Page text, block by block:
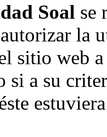
Soal se
la
sitio web
si a su